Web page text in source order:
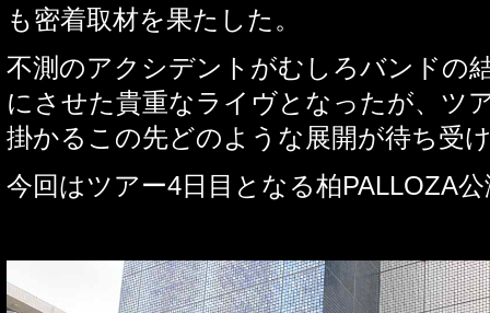
も密着取材を果たした。
不測のアクシデントがむしろバンドの
にさせた貴重なライヴとなったが、ツ
掛かるこの先どのような展開が待ち受
今回はツアー4日目となる柏PALLOZA